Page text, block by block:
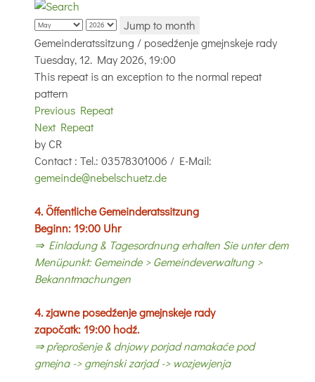
Jump to month
Gemeinderatssitzung / posedźenje gmejnskeje rady
Tuesday, 12. May 2026, 19:00
This repeat is an exception to the normal repeat
pattern
Previous Repeat
Next Repeat
by CR
Contact: Tel.: 03578301006 / E-Mail:
gemeinde@nebelschuetz.de
4. Öffentliche Gemeinderatssitzung
Beginn: 19:00 Uhr
⇒ Einladung & Tagesordnung erhalten Sie unter dem
Menüpunkt: Gemeinde > Gemeindeverwaltung >
Bekanntmachungen
4. zjawne posedźenje gmejnskeje rady
započatk: 19:00 hodź.
⇒ přeprošenje & dnjowy porjad namakaće pod
gmejna -> gmejnski zarjad -> wozjewjenja